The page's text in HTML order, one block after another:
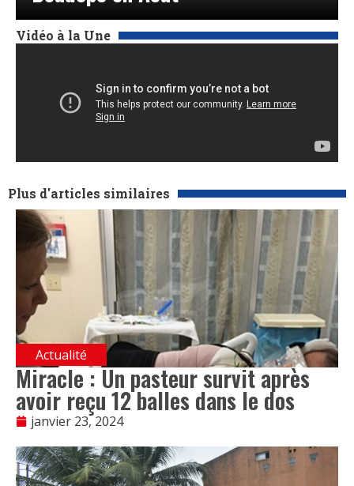
Vidéo à la Une
Plus d'articles similaires
Actualité
Miracle : Un pasteur survit après
avoir reçu 12 balles dans le dos
janvier 23, 2024